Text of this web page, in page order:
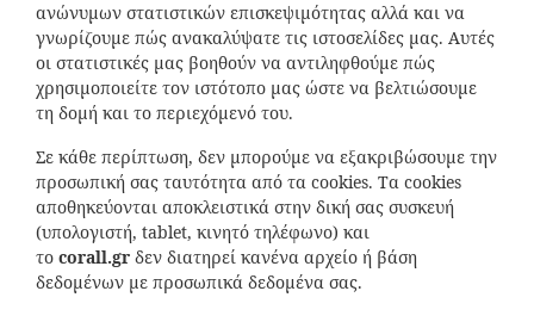
ανώνυμων στατιστικών επισκεψιμότητας αλλά και να
γνωρίζουμε πώς ανακαλύψατε τις ιστοσελίδες μας. Αυτές
οι στατιστικές μας βοηθούν να αντιληφθούμε πώς
χρησιμοποιείτε τον ιστότοπο μας ώστε να βελτιώσουμε
τη δομή και το περιεχόμενό του.
Σε κάθε περίπτωση, δεν μπορούμε να εξακριβώσουμε την
προσωπική σας ταυτότητα από τα cookies. Τα cookies
αποθηκεύονται αποκλειστικά στην δική σας συσκευή
(υπολογιστή, tablet, κινητό τηλέφωνο) και
το corall.gr δεν διατηρεί κανένα αρχείο ή βάση
δεδομένων με προσωπικά δεδομένα σας.